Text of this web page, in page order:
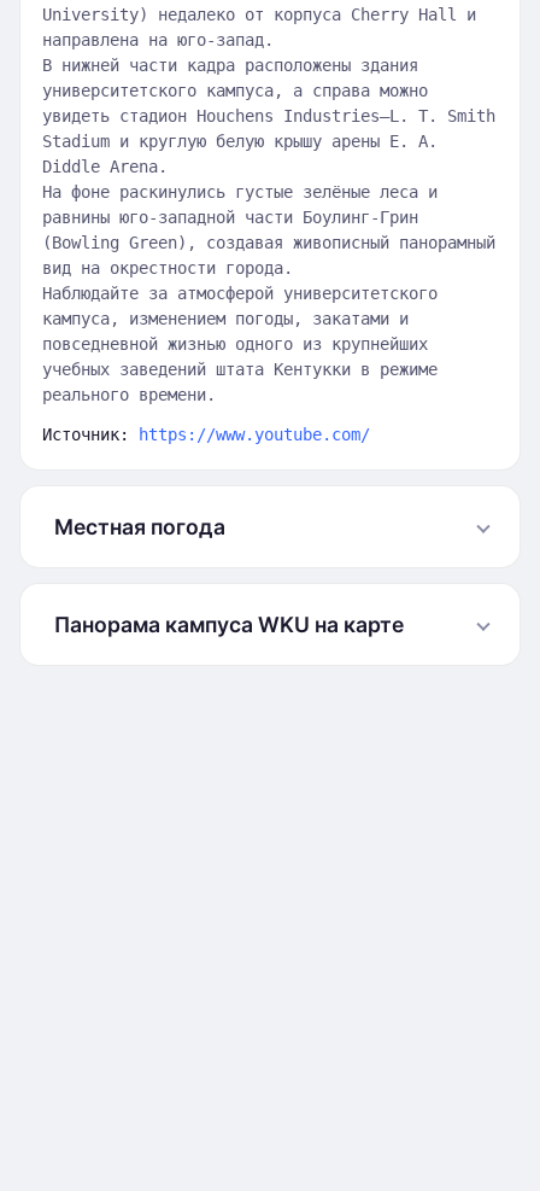
University) недалеко от корпуса Cherry Hall и
направлена на юго-запад.
В нижней части кадра расположены здания
университетского кампуса, а справа можно
увидеть стадион Houchens Industries–L. T. Smith
Stadium и круглую белую крышу арены E. A.
Diddle Arena.
На фоне раскинулись густые зелёные леса и
равнины юго-западной части Боулинг-Грин
(Bowling Green), создавая живописный панорамный
вид на окрестности города.
Наблюдайте за атмосферой университетского
кампуса, изменением погоды, закатами и
повседневной жизнью одного из крупнейших
учебных заведений штата Кентукки в режиме
реального времени.
Источник: https://www.youtube.com/
Местная погода
Панорама кампуса WKU на карте